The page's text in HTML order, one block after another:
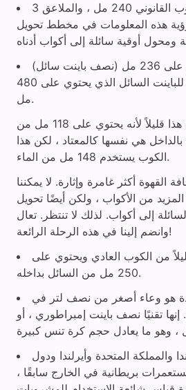
الكوب القانوني - الكوب القانوني 240 مل ، والملاعق 3
هذه المعلومات في مخطط تحويل
الكوب المعتاد - يحتوي على 236 مل (نصف باينت سائل)
- يعادل الحجم العادي للباينت السائل الذي يحتوي على 480
مل.
يختلف فنجان القهوة هذا قليلاً لأنه يحتوي على 118 مل من
هي نفسها كالمعتاد ، لكن هذا
الكوب يستخدم 148 مل من الماء.
القهوة أكثر غامرة وإثارة. لا يمكننا
من الأكواب ، ولكن أيضًا تحويل
إلى أكواب. لذلك لا تنتظر. تعال
وانضم إلينا في هذه الرحلة الرائعة!
من الكوب العادي ويحتوي على
250 مل من السائل بداخله.
هو وعاء أصغر من نصف لتر في
إنها تقنيًا نصف باينت إمبراطوري ، أو
والمملكة المتحدة وأيرلندا ودول
بريطانية في الخارج سابقًا ،